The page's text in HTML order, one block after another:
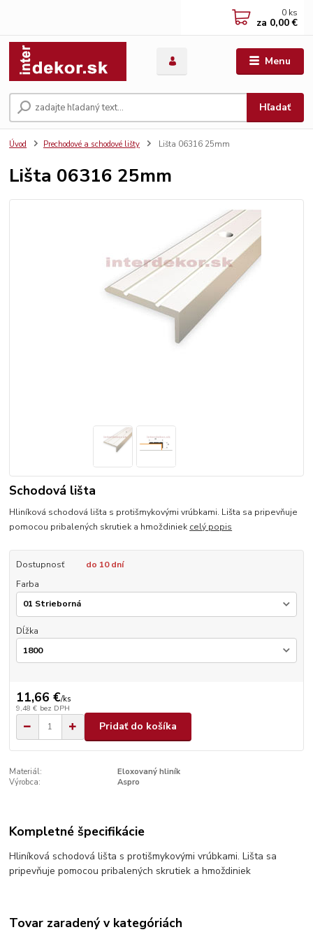
Menu
Hľadať
0 ks
za 0,00 €
Úvod Prechodové a schodové lišty Lišta 06316 25mm
Lišta 06316 25mm
Schodová lišta
Hliníková schodová lišta s protišmykovými vrúbkami. Lišta sa pripevňuje
pomocou pribalených skrutiek a hmoždiniek celý popis
Dostupnosť
do 10 dní
Farba
Dĺžka
11,66 €/ks
9,48 € bez DPH
Pridať do košíka
Materiál:
Eloxovaný hliník
Výrobca:
Aspro
Kompletné špecifikácie
Hliníková schodová lišta s protišmykovými vrúbkami. Lišta sa
pripevňuje pomocou pribalených skrutiek a hmoždiniek
Tovar zaradený v kategóriách